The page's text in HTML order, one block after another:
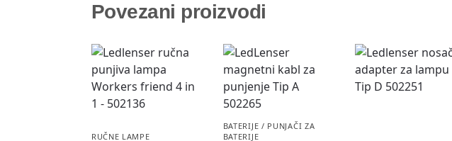
Povezani proizvodi
RUČNE LAMPE
BATERIJE / PUNJAČI ZA
BATERIJE